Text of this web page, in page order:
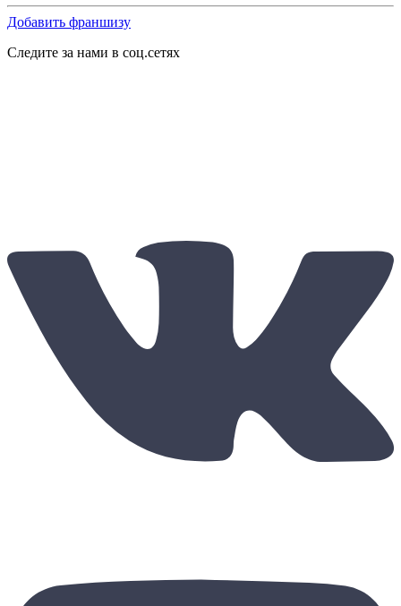
Добавить франшизу
Следите за нами в соц.сетях